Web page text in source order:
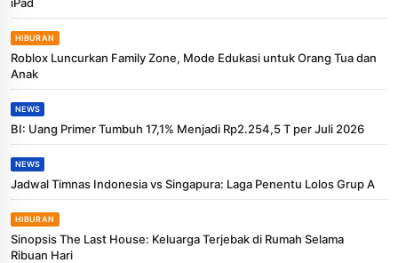
HIBURAN
Roblox Luncurkan Family Zone, Mode Edukasi untuk Orang Tua dan
Anak
NEWS
BI: Uang Primer Tumbuh 17,1% Menjadi Rp2.254,5 T per Juli 2026
NEWS
Jadwal Timnas Indonesia vs Singapura: Laga Penentu Lolos Grup A
HIBURAN
Sinopsis The Last House: Keluarga Terjebak di Rumah Selama
Ribuan Hari